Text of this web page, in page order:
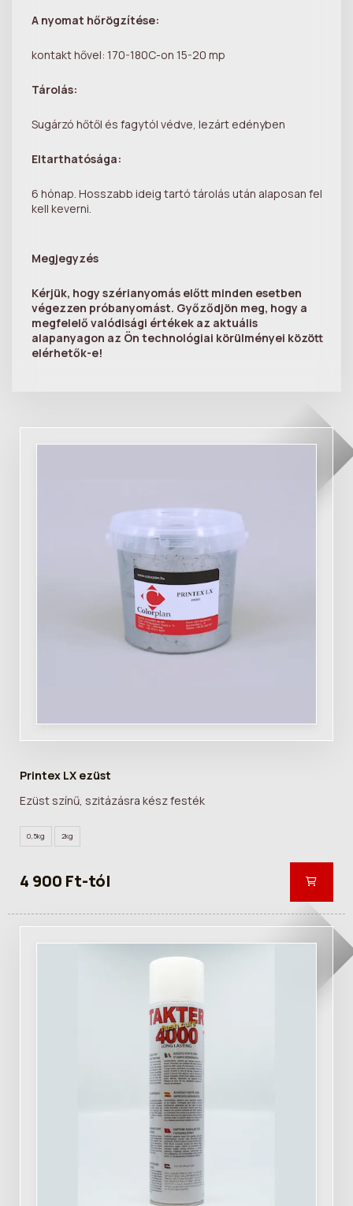
A nyomat hőrögzítése:
kontakt hővel: 170-180C-on 15-20 mp
Tárolás:
Sugárzó hőtől és fagytól védve, lezárt edényben
Eltarthatósága:
6 hónap. Hosszabb ideig tartó tárolás után alaposan fel
kell keverni.
Megjegyzés
Kérjük, hogy szérianyomás előtt minden esetben
végezzen próbanyomást. Győződjön meg, hogy a
megfelelő valódisági értékek az aktuális
alapanyagon az Ön technológiai körülményei között
elérhetők-e!
Printex LX ezüst
Ezüst színű, szitázásra kész festék
0,5kg 2kg
4 900 Ft-tól